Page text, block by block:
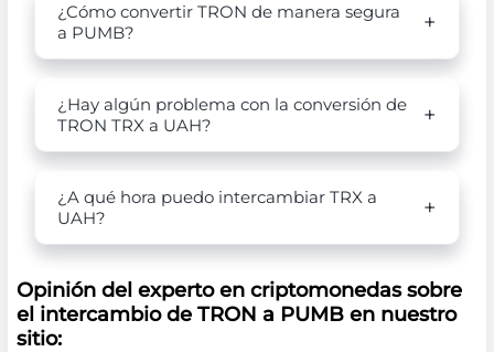
¿Cómo convertir TRON de manera segura
a PUMB?
¿Hay algún problema con la conversión de
TRON TRX a UAH?
¿A qué hora puedo intercambiar TRX a
UAH?
Opinión del experto en criptomonedas sobre
el intercambio de TRON a PUMB en nuestro
sitio: